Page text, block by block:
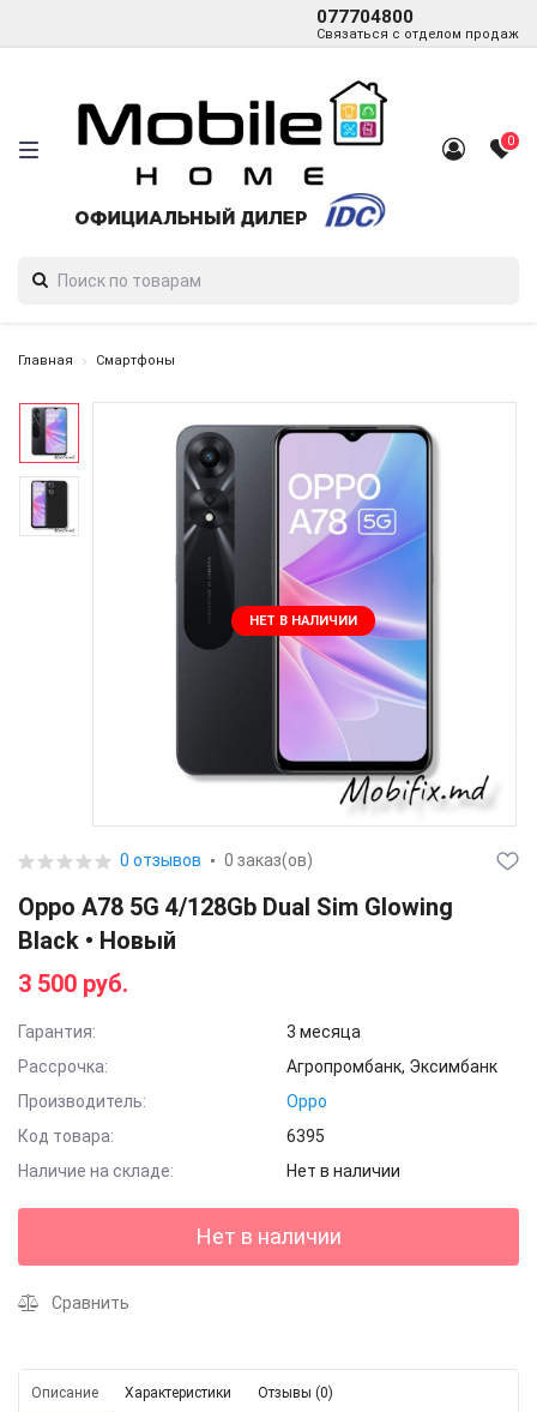
077704800
Связаться с отделом продаж
0
Главная Смартфоны
НЕТ В НАЛИЧИИ
0 отзывов 0 заказ(ов)
Oppo A78 5G 4/128Gb Dual Sim Glowing
Black • Новый
3 500 руб.
Гарантия:
3 месяца
Рассрочка:
Агропромбанк, Эксимбанк
Производитель:
Oppo
Код товара:
6395
Наличие на складе:
Нет в наличии
Нет в наличии
Сравнить
Описание Характеристики Отзывы (0)